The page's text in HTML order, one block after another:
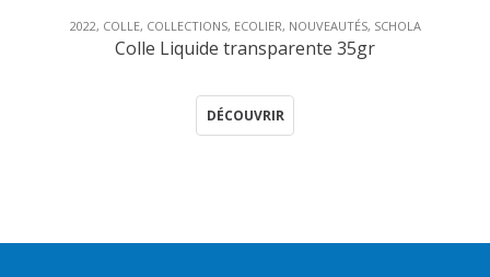
2022, COLLE, COLLECTIONS, ECOLIER, NOUVEAUTÉS, SCHOLA
Colle Liquide transparente 35gr
DÉCOUVRIR